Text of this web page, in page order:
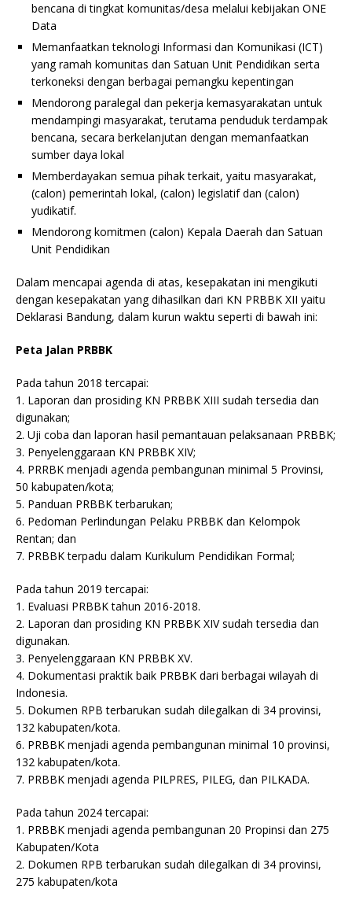
bencana di tingkat komunitas/desa melalui kebijakan ONE
Data
Memanfaatkan teknologi Informasi dan Komunikasi (ICT)
yang ramah komunitas dan Satuan Unit Pendidikan serta
terkoneksi dengan berbagai pemangku kepentingan
Mendorong paralegal dan pekerja kemasyarakatan untuk
mendampingi masyarakat, terutama penduduk terdampak
bencana, secara berkelanjutan dengan memanfaatkan
sumber daya lokal
Memberdayakan semua pihak terkait, yaitu masyarakat,
(calon) pemerintah lokal, (calon) legislatif dan (calon)
yudikatif.
Mendorong komitmen (calon) Kepala Daerah dan Satuan
Unit Pendidikan
Dalam mencapai agenda di atas, kesepakatan ini mengikuti
dengan kesepakatan yang dihasilkan dari KN PRBBK XII yaitu
Deklarasi Bandung, dalam kurun waktu seperti di bawah ini:
Peta Jalan PRBBK
Pada tahun 2018 tercapai:
1. Laporan dan prosiding KN PRBBK XIII sudah tersedia dan
digunakan;
2. Uji coba dan laporan hasil pemantauan pelaksanaan PRBBK;
3. Penyelenggaraan KN PRBBK XIV;
4. PRRBK menjadi agenda pembangunan minimal 5 Provinsi,
50 kabupaten/kota;
5. Panduan PRBBK terbarukan;
6. Pedoman Perlindungan Pelaku PRBBK dan Kelompok
Rentan; dan
7. PRBBK terpadu dalam Kurikulum Pendidikan Formal;
Pada tahun 2019 tercapai:
1. Evaluasi PRBBK tahun 2016-2018.
2. Laporan dan prosiding KN PRBBK XIV sudah tersedia dan
digunakan.
3. Penyelenggaraan KN PRBBK XV.
4. Dokumentasi praktik baik PRBBK dari berbagai wilayah di
Indonesia.
5. Dokumen RPB terbarukan sudah dilegalkan di 34 provinsi,
132 kabupaten/kota.
6. PRBBK menjadi agenda pembangunan minimal 10 provinsi,
132 kabupaten/kota.
7. PRBBK menjadi agenda PILPRES, PILEG, dan PILKADA.
Pada tahun 2024 tercapai:
1. PRBBK menjadi agenda pembangunan 20 Propinsi dan 275
Kabupaten/Kota
2. Dokumen RPB terbarukan sudah dilegalkan di 34 provinsi,
275 kabupaten/kota